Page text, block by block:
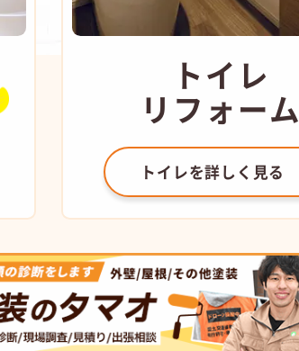
トイレ
リフォーム
トイレを詳しく見る